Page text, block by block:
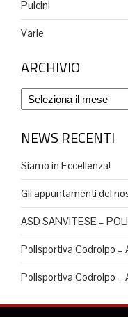
Pulcini
Varie
ARCHIVIO
Archivio
NEWS RECENTI
Siamo in Eccellenza!
Gli appuntamenti del
ASD SANVITESE –
Polisportiva Codroipo –
Polisportiva Codroipo –